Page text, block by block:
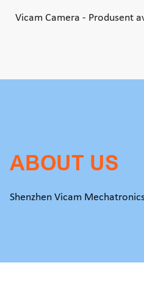
Vicam Camera - Produsent
ABOUT US
Shenzhen Vicam